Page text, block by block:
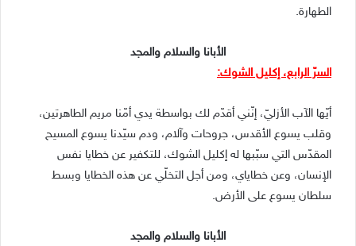
الطهارة.
الأبانا والسلام والمجد
السرّ الرابع، إكليل الشوك:
أيّها الآب الأزليّ، إنّني أقدّم لك بواسطة يدي أمّنا مريم الطاهرتين،
وقلب يسوع الأقدس، جروحات وآلام، ودم سيّدنا يسوع المسيح
المقدّس التي سبّبها له إكليل الشوك، للتكفير عن خطايا نفس
الإنسان، وعن خطاياي، ومن أجل التخلّي عن هذه الخطايا وبسط
سلطان يسوع على الأرض.
الأبانا والسلام والمجد